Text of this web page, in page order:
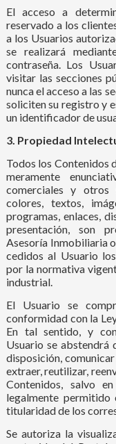
El acceso a
reservado a los
a los Usuarios
se realizará
contraseña. Los
visitar las secciones
nunca el acceso a las
soliciten su registro y
un identificador de
3. Propiedad
Todos los Contenidos
meramente
comerciales y otros
colores, textos,
programas, enlaces,
presentación, son
Asesoría Inmobiliaria
cedidos al Usuario
por la normativa
industrial.
El Usuario se
conformidad con la
En tal sentido, y
Usuario se abstendrá
disposición,
extraer, reutilizar,
Contenidos, salvo
legalmente
titularidad de los
Se autoriza la